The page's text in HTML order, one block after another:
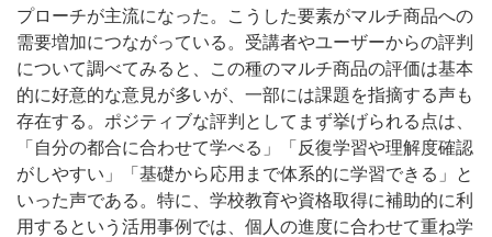
プローチが主流になった。こうした要素がマルチ商品への
需要増加につながっている。受講者やユーザーからの評判
について調べてみると、この種のマルチ商品の評価は基本
的に好意的な意見が多いが、一部には課題を指摘する声も
存在する。ポジティブな評判としてまず挙げられる点は、
「自分の都合に合わせて学べる」「反復学習や理解度確認
がしやすい」「基礎から応用まで体系的に学習できる」と
いった声である。特に、学校教育や資格取得に補助的に利
用するという活用事例では、個人の進度に合わせて重ね学